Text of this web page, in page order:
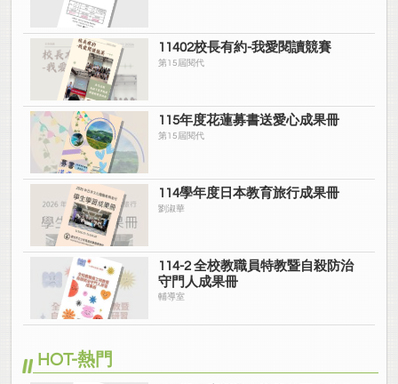
11402校長有約-我愛閱讀競賽
第15屆閱代
115年度花蓮募書送愛心成果冊
第15屆閱代
114學年度日本教育旅行成果冊
劉淑華
114-2 全校教職員特教暨自殺防治
守門人成果冊
輔導室
HOT-熱門